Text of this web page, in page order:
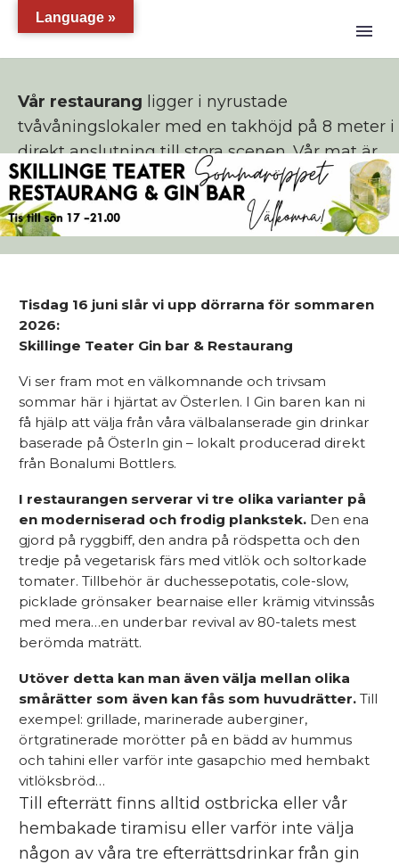
Vår restaurang ligger i nyrustade
tvåvåningslokaler med en takhöjd på 8 meter i
direkt anslutning till stora scenen. Vår mat är
lokalodlad och allt vin ekologiskt.
Tisdag 16 juni slår vi upp dörrarna för sommaren
2026:
Skillinge Teater Gin bar & Restaurang
Vi ser fram mot en välkomnande och trivsam
sommar här i hjärtat av Österlen. I Gin baren kan ni
få hjälp att välja från våra välbalanserade gin drinkar
baserade på Österln gin – lokalt producerad direkt
från Bonalumi Bottlers.
I restaurangen serverar vi tre olika varianter på
en moderniserad och frodig plankstek. Den ena
gjord på ryggbiff, den andra på rödspetta och den
tredje på vegetarisk färs med vitlök och soltorkade
tomater. Tillbehör är duchessepotatis, cole-slow,
picklade grönsaker bearnaise eller krämig vitvinssås
med mera…en underbar revival av 80-talets mest
berömda maträtt.
Utöver detta kan man även välja mellan olika
smårätter som även kan fås som huvudrätter. Till
exempel: grillade, marinerade auberginer,
örtgratinerade morötter på en bädd av hummus
och tahini eller varför inte gasapchio med hembakt
vitlöksbröd…
Till efterrätt finns alltid ostbricka eller vår
hembakade tiramisu eller varför inte välja
någon av våra tre efterrättsdrinkar från gin
Language »